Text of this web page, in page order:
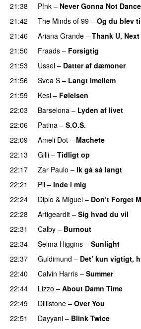
21:38 P!nk – Never Gonna Not
21:42
The Minds of 99 – Og du blev
21:46
Ariana Grande – Thank U, Next
21:50
Fraads – Forsigtig
21:53
Ussel – Datter af dæmoner
21:56 Svea S – Langt imellem
21:59
Kesi – Følelsen
22:03
Barselona – Lyden af livet
22:06
Patina – S.O.S.
22:09
Ameli Dot – Machete
22:13
Gilli – Tidligt op
22:17 Zar Paulo – Ik gå så langt
22:21
Pil – Inde i mig
22:24
Diplo & Miguel – Don’t Forget
22:28
Artigeardit – Sig hvad du vil
22:31 Calby – Burnout
22:34
Selma Higgins – Sunlight
22:37 Guldimund – Det’ kun vigtigt,
22:40 Calvin Harris – Summer
22:44
Lizzo – About Damn Time
22:49
Dillistone – Over You
22:51
Dayyani – Blink Twice